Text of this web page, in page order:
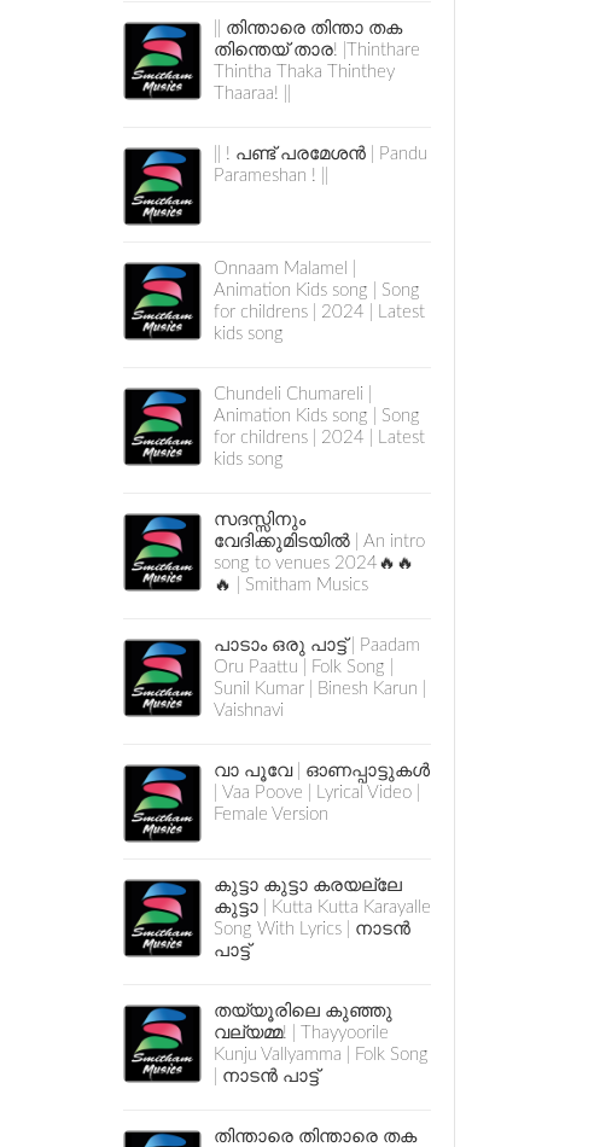
|| തിന്താരെ തിന്താ തക
തിന്തെയ് താര! |Thinthare
Thintha Thaka Thinthey
Thaaraa! ||
|| ! പണ്ട് പരമേശൻ | Pandu
Parameshan ! ||
Onnaam Malamel |
Animation Kids song | Song
for childrens | 2024 | Latest
kids song
Chundeli Chumareli |
Animation Kids song | Song
for childrens | 2024 | Latest
kids song
സദസ്സിനും
വേദിക്കുമിടയിൽ | An intro
song to venues 2024🔥🔥
🔥 | Smitham Musics
പാടാം ഒരു പാട്ട് | Paadam
Oru Paattu | Folk Song |
Sunil Kumar | Binesh Karun |
Vaishnavi
വാ പൂവേ | ഓണപ്പാട്ടുകൾ
| Vaa Poove | Lyrical Video |
Female Version
കുട്ടാ കുട്ടാ കരയല്ലേ
കുട്ടാ | Kutta Kutta Karayalle
Song With Lyrics | നാടൻ
പാട്ട്
തയ്യൂരിലെ കുഞ്ഞു
വല്യമ്മ! | Thayyoorile
Kunju Vallyamma | Folk Song
| നാടൻ പാട്ട്
തിന്താരെ തിന്താരെ തക